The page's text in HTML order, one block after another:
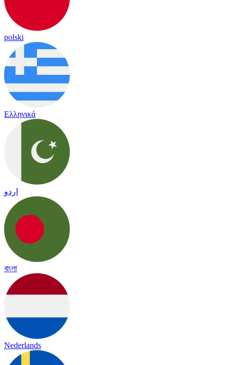
polski
Ελληνικά
اردو
বাংলা
Nederlands